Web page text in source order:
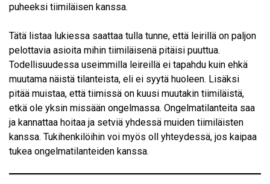
puheeksi tiimiläisen kanssa.
Tätä listaa lukiessa saattaa tulla tunne, että leirillä on paljon
pelottavia asioita mihin tiimiläisenä pitäisi puuttua.
Todellisuudessa useimmilla leireillä ei tapahdu kuin ehkä
muutama näistä tilanteista, eli ei syytä huoleen. Lisäksi
pitää muistaa, että tiimissä on kuusi muutakin tiimiläistä,
etkä ole yksin missään ongelmassa. Ongelmatilanteita saa
ja kannattaa hoitaa ja setviä yhdessä muiden tiimiläisten
kanssa. Tukihenkilöihin voi myös oll yhteydessä, jos kaipaa
tukea ongelmatilanteiden kanssa.